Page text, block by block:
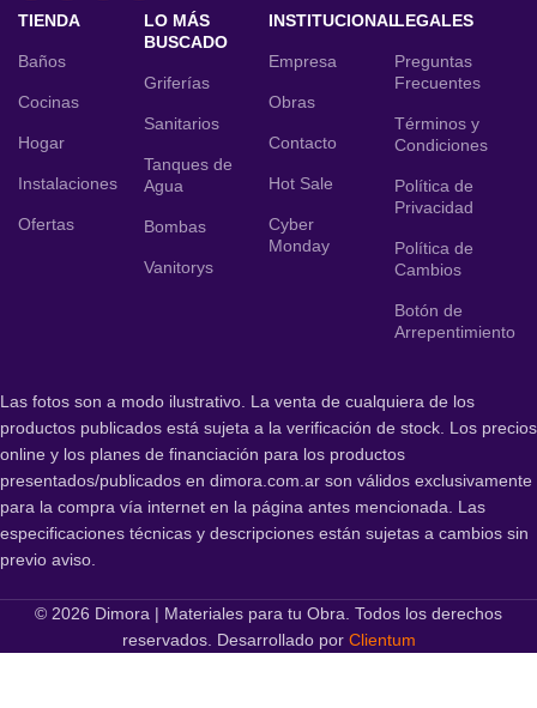
TIENDA
Baños
Cocinas
Hogar
Instalaciones
Ofertas
LO MÁS
BUSCADO
Griferías
Sanitarios
Tanques de
Agua
Bombas
Vanitorys
INSTITUCIONAL
Empresa
Obras
Contacto
Hot Sale
Cyber
Monday
LEGALES
Preguntas
Frecuentes
Términos y
Condiciones
Política de
Privacidad
Política de
Cambios
Botón de
Arrepentimiento
Las fotos son a modo ilustrativo. La venta de cualquiera de los
productos publicados está sujeta a la verificación de stock. Los precios
online y los planes de financiación para los productos
presentados/publicados en dimora.com.ar son válidos exclusivamente
para la compra vía internet en la página antes mencionada. Las
especificaciones técnicas y descripciones están sujetas a cambios sin
previo aviso.
© 2026 Dimora | Materiales para tu Obra. Todos los derechos
reservados. Desarrollado por Clientum